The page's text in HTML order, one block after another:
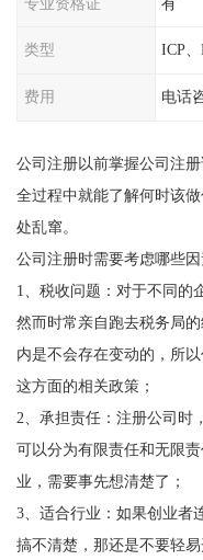
类型 ICP
费用 电话
公司注册以前掌握公司注
全过程中就能了解何时该
处乱窜。
公司注册时需要考虑哪些因
1、税收问题：对于不同的
然而时常亲自跑去税务局
内是不会存在变动的，所
这方面的相关政策；
2、承担责任：注册公司时
可以分为有限责任和无限
业，需要事先想清楚了；
3、适合行业：如果创业者
搞不清楚，那还是不要轻